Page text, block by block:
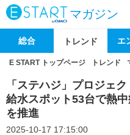
マガジン
総合 トレンド エ
E START トップページ トレンド
「ステハジ」プロジェ
給水スポット53台で熱
を推進
2025-10-17 17:15:00